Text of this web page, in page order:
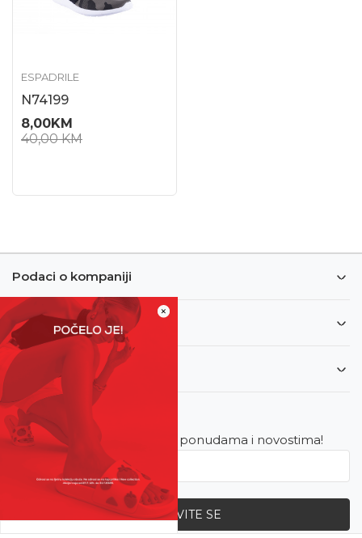
×
ESPADRILE
N74199
8,00KM
40,00KM
Podaci o kompaniji
Informacije
Korisnički servis
Newsletter
Budite u toku sa najnovijim ponudama i novostima!
PRIJAVITE SE